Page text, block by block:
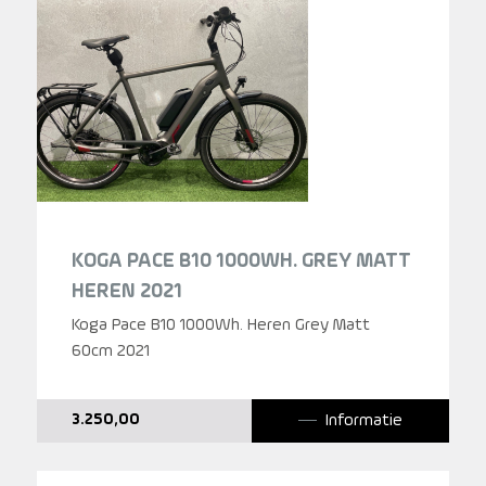
KOGA PACE B10 1000WH. GREY MATT
HEREN 2021
Koga Pace B10 1000Wh. Heren Grey Matt
60cm 2021
3.250,00 Informatie